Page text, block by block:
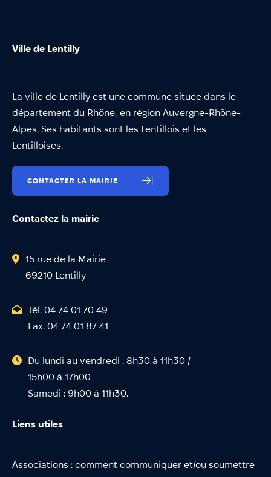
Ville de Lentilly
La ville de Lentilly est une commune située dans le
département du Rhône, en région Auvergne-Rhône-
Alpes. Ses habitants sont les Lentillois et les
Lentilloises.
CONTACTER LA MAIRIE
Contactez la mairie
15 rue de la Mairie
69210 Lentilly
Tél. 04 74 01 70 49
Fax. 04 74 01 87 41
Du lundi au vendredi : 8h30 à 11h30 /
15h00 à 17h00
Samedi : 9h00 à 11h30.
Liens utiles
Associations : comment communiquer et/ou soumettre